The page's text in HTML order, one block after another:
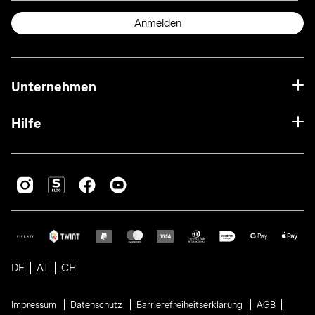
Anmelden
Unternehmen
Hilfe
DE AT CH
Impressum Datenschutz Barrierefreiheitserklärung AGB